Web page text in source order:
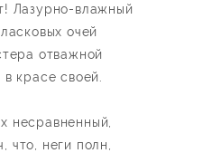
Лазурно-влажный
очей
отважной
красе своей.
несравненный,
что, неги полн,